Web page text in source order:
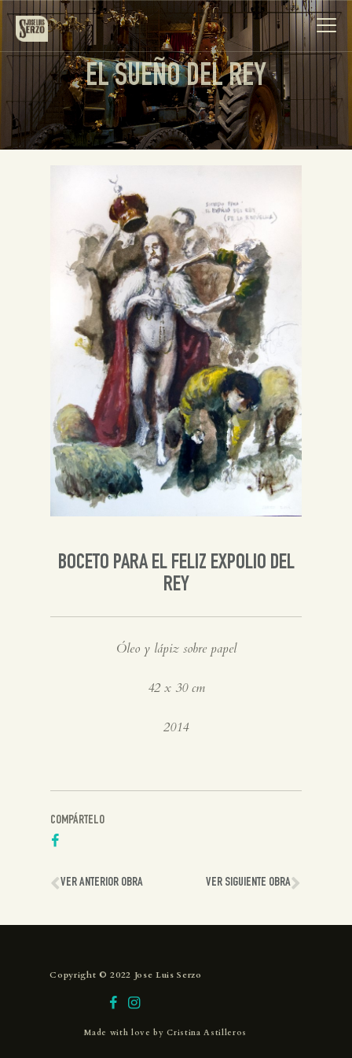
Obra
Biografía
Noticias
Contacto
Español
EL SUEÑO DEL REY
BOCETO PARA EL FELIZ EXPOLIO DEL
REY
Óleo y lápiz sobre papel
42 x 30 cm
2014
COMPÁRTELO
VER ANTERIOR OBRA VER SIGUIENTE OBRA
Copyright © 2022 Jose Luis Serzo
Made with love byCristina Astilleros